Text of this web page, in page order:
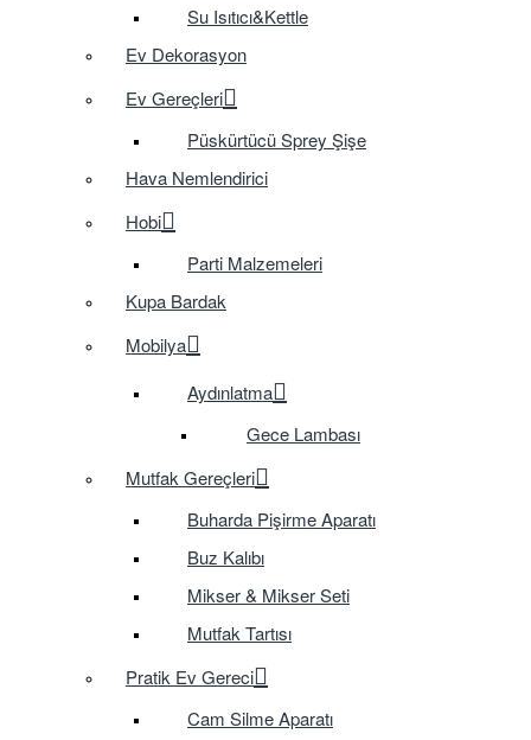
Su Isıtıcı&Kettle
Ev Dekorasyon
Ev Gereçleri
Püskürtücü Sprey Şişe
Hava Nemlendirici
Hobi
Parti Malzemeleri
Kupa Bardak
Mobilya
Aydınlatma
Gece Lambası
Mutfak Gereçleri
Buharda Pişirme Aparatı
Buz Kalıbı
Mikser & Mikser Seti
Mutfak Tartısı
Pratik Ev Gereci
Cam Silme Aparatı